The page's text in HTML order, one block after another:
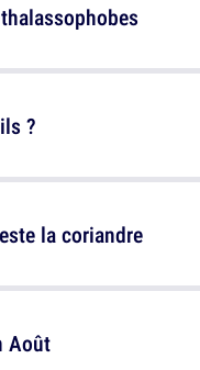
la coriandre
?
Août